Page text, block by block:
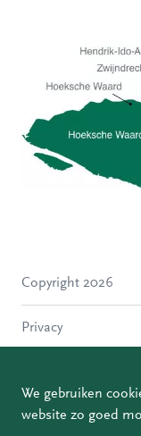
We gebruiken
website zo goed
Molenlanden
Papendrecht
Gorinchem
Copyright 2026
Privacy
Coordinated